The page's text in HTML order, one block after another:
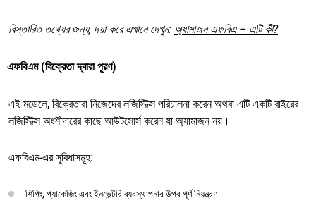
বিস্তারিত তথ্যের জন্য, দয়া করে এখানে দেখুন: অ্যামাজন এফবিএ – এটি কী?
এফবিএম (বিক্রেতা দ্বারা পূরণ)
এই মডেলে, বিক্রেতারা নিজেদের লজিস্টিক্স পরিচালনা করেন অথবা এটি একটি বাইরের
লজিস্টিক্স অংশীদারের কাছে আউটসোর্স করেন যা অ্যামাজন নয়।
এফবিএম-এর সুবিধাসমূহ:
শিপিং, প্যাকেজিং এবং ইনভেন্টরি ব্যবস্থাপনার উপর পূর্ণ নিয়ন্ত্রণ